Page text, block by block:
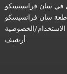
في سان فرانسيسكو
سان فرانسيسكو
الخصوصية
أرشيف